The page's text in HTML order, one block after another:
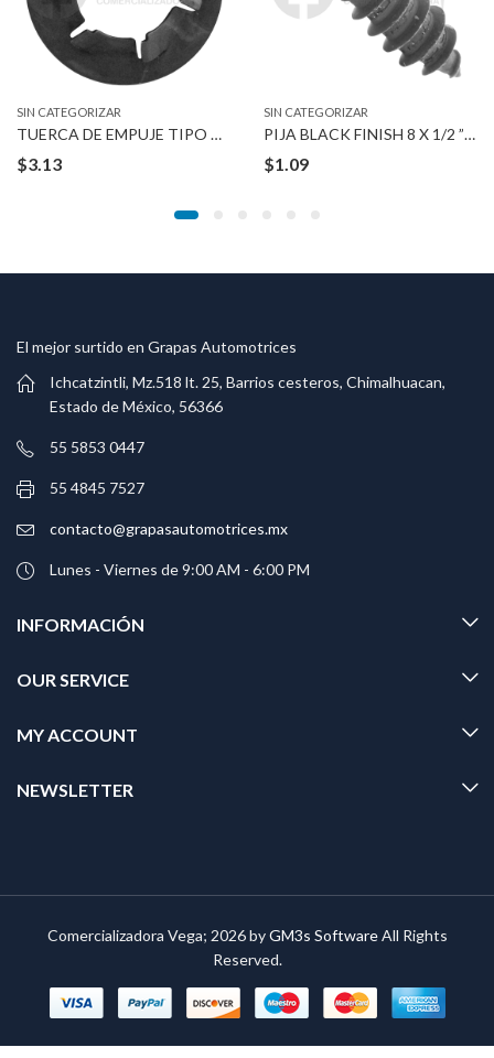
SIN CATEGORIZAR
TUERCA DE EMPUJE TIPO ROSCADO 12-1.75 MM
$3.13
SIN CATEGORIZAR
PIJA BLACK FINISH 8 X 1/2 ” #6
$1.09
El mejor surtido en Grapas Automotrices
Ichcatzintli, Mz.518 lt. 25, Barrios cesteros, Chimalhuacan,
Estado de México, 56366
55 5853 0447
55 4845 7527
contacto@grapasautomotrices.mx
Lunes - Viernes de 9:00 AM - 6:00 PM
INFORMACIÓN
OUR SERVICE
MY ACCOUNT
NEWSLETTER
Comercializadora Vega; 2026 byGM3s SoftwareAll Rights
Reserved.